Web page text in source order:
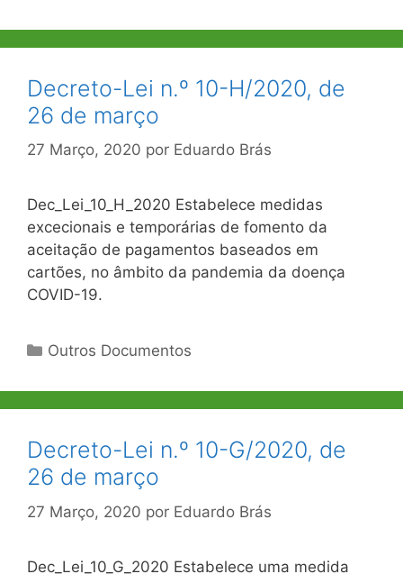
Decreto-Lei n.º 10-H/2020, de
26 de março
27 Março, 2020 por Eduardo Brás
Dec_Lei_10_H_2020 Estabelece medidas
excecionais e temporárias de fomento da
aceitação de pagamentos baseados em
cartões, no âmbito da pandemia da doença
COVID-19.
Categorias
Outros Documentos
Decreto-Lei n.º 10-G/2020, de
26 de março
27 Março, 2020 por Eduardo Brás
Dec_Lei_10_G_2020 Estabelece uma medida